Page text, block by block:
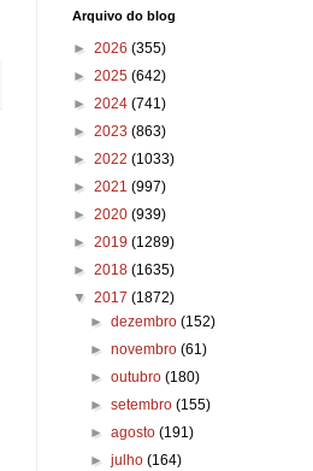
Arquivo do blog
► 2026 (355)
► 2025 (642)
► 2024 (741)
► 2023 (863)
► 2022 (1033)
► 2021 (997)
► 2020 (939)
► 2019 (1289)
► 2018 (1635)
▼ 2017 (1872)
►dezembro(152)
►novembro(61)
►outubro(180)
►setembro(155)
►agosto(191)
►julho(164)